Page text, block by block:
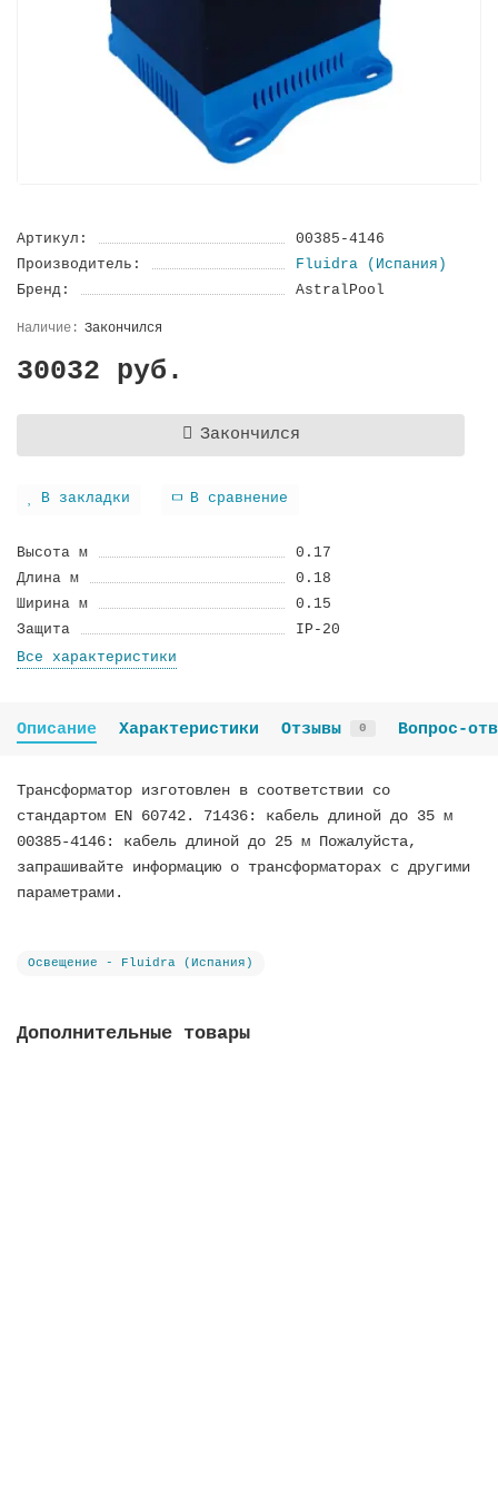
Артикул:
00385-4146
Производитель:
Fluidra (Испания)
Бренд:
AstralPool
Закончился
30032 руб.
Закончился
В закладки В сравнение
Высота м
0.17
Длина м
0.18
Ширина м
0.15
Защита
IP-20
Все характеристики
Описание Характеристики Отзывы 0 Вопрос-
Трансформатор изготовлен в соответствии со
стандартом EN 60742. 71436: кабель длиной до 35 м
00385-4146: кабель длиной до 25 м Пожалуйста,
запрашивайте информацию о трансформаторах с другими
параметрами.
Освещение - Fluidra (Испания)
Дополнительные товары